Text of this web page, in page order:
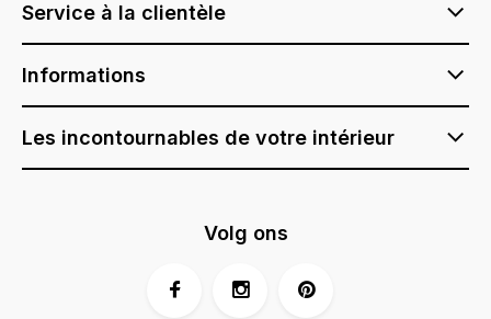
Service à la clientèle
Informations
Les incontournables de votre intérieur
Volg ons